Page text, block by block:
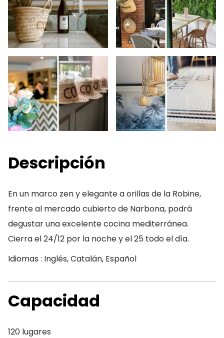
Descripción
En un marco zen y elegante a orillas de la Robine,
frente al mercado cubierto de Narbona, podrá
degustar una excelente cocina mediterránea.
Cierra el 24/12 por la noche y el 25 todo el día.
Idiomas : Inglés, Catalán, Español
Capacidad
120 lugares